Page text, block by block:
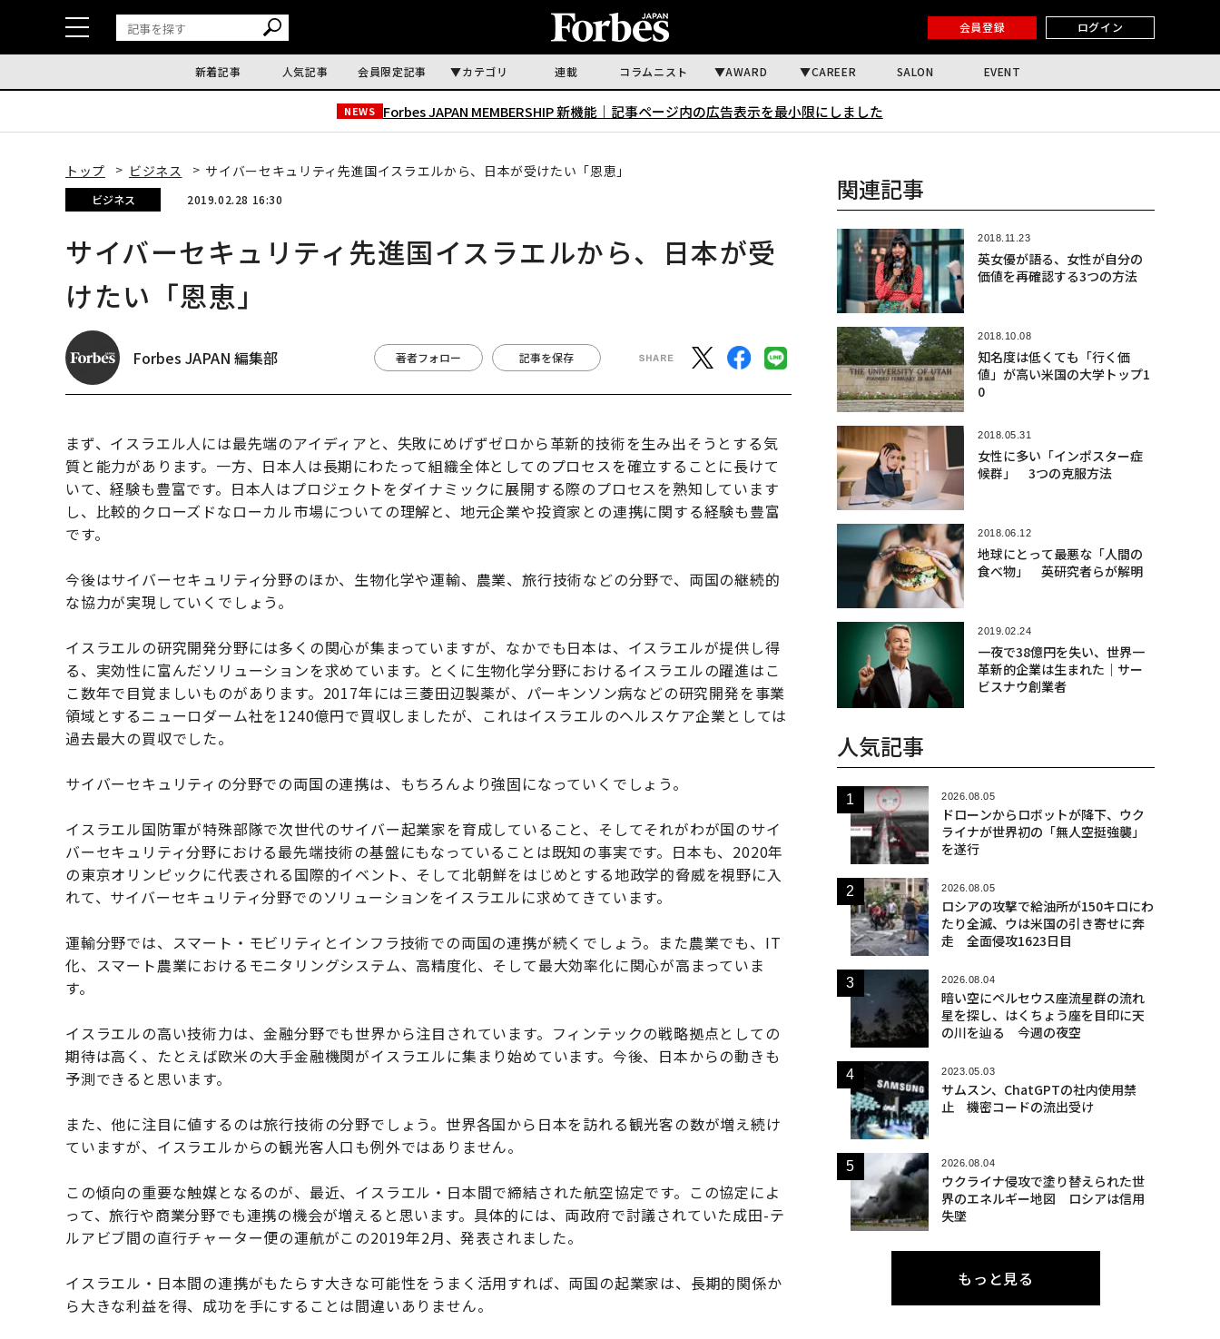
会員登録 ログイン
新着記事 人気記事 会員限定記事 カテゴリ 連載 コラムニスト AWARD CAREER SALON EVENT
NEWS Forbes JAPAN MEMBERSHIP 新機能｜ 記事ページ内の広告表示を最小限にしました
トップ ビジネス サイバーセキュリティ先進国イスラエルから、日本が受けたい「恩恵」
ビジネス 2019.02.28 16:30
サイバーセキュリティ先進国イスラエルから、日本が受
けたい「恩恵」
Forbes JAPAN 編集部 著者フォロー 記事を保存
まず、イスラエル人には最先端のアイディアと、失敗にめげずゼロから革新的技術を生み出そうとする気
質と能力があります。一方、日本人は長期にわたって組織全体としてのプロセスを確立することに長けて
いて、経験も豊富です。日本人はプロジェクトをダイナミックに展開する際のプロセスを熟知しています
し、比較的クローズドなローカル市場についての理解と、地元企業や投資家との連携に関する経験も豊富
です。
今後はサイバーセキュリティ分野のほか、生物化学や運輸、農業、旅行技術などの分野で、両国の継続的
な協力が実現していくでしょう。
イスラエルの研究開発分野には多くの関心が集まっていますが、なかでも日本は、イスラエルが提供し得
る、実効性に富んだソリューションを求めています。とくに生物化学分野におけるイスラエルの躍進はこ
こ数年で目覚ましいものがあります。2017年には三菱田辺製薬が、パーキンソン病などの研究開発を事業
領域とするニューロダーム社を1240億円で買収しましたが、これはイスラエルのヘルスケア企業としては
過去最大の買収でした。
サイバーセキュリティの分野での両国の連携は、もちろんより強固になっていくでしょう。
イスラエル国防軍が特殊部隊で次世代のサイバー起業家を育成していること、そしてそれがわが国のサイ
バーセキュリティ分野における最先端技術の基盤にもなっていることは既知の事実です。日本も、2020年
の東京オリンピックに代表される国際的イベント、そして北朝鮮をはじめとする地政学的脅威を視野に入
れて、サイバーセキュリティ分野でのソリューションをイスラエルに求めてきています。
運輸分野では、スマート・モビリティとインフラ技術での両国の連携が続くでしょう。また農業でも、IT
化、スマート農業におけるモニタリングシステム、高精度化、そして最大効率化に関心が高まっていま
す。
イスラエルの高い技術力は、金融分野でも世界から注目されています。フィンテックの戦略拠点としての
期待は高く、たとえば欧米の大手金融機関がイスラエルに集まり始めています。今後、日本からの動きも
予測できると思います。
また、他に注目に値するのは旅行技術の分野でしょう。世界各国から日本を訪れる観光客の数が増え続け
ていますが、イスラエルからの観光客人口も例外ではありません。
この傾向の重要な触媒となるのが、最近、イスラエル・日本間で締結された航空協定です。この協定によ
って、旅行や商業分野でも連携の機会が増えると思います。具体的には、両政府で討議されていた成田-テ
ルアビブ間の直行チャーター便の運航がこの2019年2月、発表されました。
イスラエル・日本間の連携がもたらす大きな可能性をうまく活用すれば、両国の起業家は、長期的関係か
ら大きな利益を得、成功を手にすることは間違いありません。
関連記事
2018.11.23
英女優が語る、女性が自分の
価値を再確認する3つの方法
2018.10.08
知名度は低くても「行く価
値」が高い米国の大学トップ1
0
2018.05.31
女性に多い「インポスター症
候群」 3つの克服方法
2018.06.12
地球にとって最悪な「人間の
食べ物」 英研究者らが解明
2019.02.24
一夜で38億円を失い、世界一
革新的企業は生まれた｜サー
ビスナウ創業者
人気記事
2026.08.05
ドローンからロボットが降下、ウク
ライナが世界初の「無人空挺強襲」
を遂行
2026.08.05
ロシアの攻撃で給油所が150キロにわ
たり全滅、ウは米国の引き寄せに奔
走 全面侵攻1623日目
2026.08.04
暗い空にペルセウス座流星群の流れ
星を探し、はくちょう座を目印に天
の川を辿る 今週の夜空
2023.05.03
サムスン、ChatGPTの社内使用禁
止 機密コードの流出受け
2026.08.04
ウクライナ侵攻で塗り替えられた世
界のエネルギー地図 ロシアは信用
失墜
もっと見る